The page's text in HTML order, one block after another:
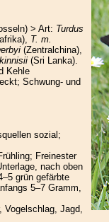
> Art: Turdus
T. m.
(Zentralchina),
(Sri Lanka).
Kehle
Schwung- und
sozial;
Freinester
nach oben
grün gefärbte
5–7 Gramm,
Vogelschlag, Jagd,